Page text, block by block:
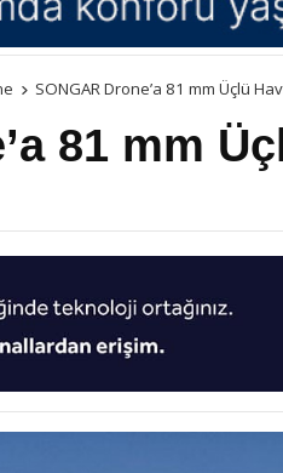
SONGAR Drone’a 81 mm Üçlü
81 mm